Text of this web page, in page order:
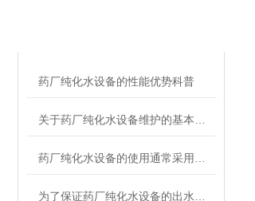
药厂纯化水设备的性能优势科普